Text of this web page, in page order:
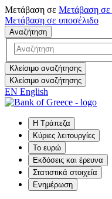
Μετάβαση σε Μετάβαση σε
Μετάβαση σε υποσέλιδο
Αναζήτηση
Κλείσιμο αναζήτησης
Κλείσιμο αναζήτησης
EN English
Η Τράπεζα
Κύριες λειτουργίες
Το ευρώ
Εκδόσεις και έρευνα
Στατιστικά στοιχεία
Ενημέρωση